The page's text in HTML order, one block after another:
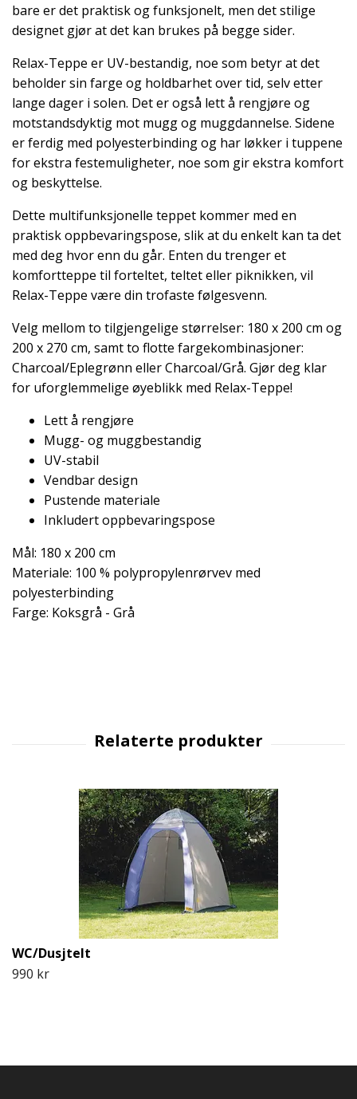
bare er det praktisk og funksjonelt, men det stilige
designet gjør at det kan brukes på begge sider.
Relax-Teppe er UV-bestandig, noe som betyr at det
beholder sin farge og holdbarhet over tid, selv etter
lange dager i solen. Det er også lett å rengjøre og
motstandsdyktig mot mugg og muggdannelse. Sidene
er ferdig med polyesterbinding og har løkker i tuppene
for ekstra festemuligheter, noe som gir ekstra komfort
og beskyttelse.
Dette multifunksjonelle teppet kommer med en
praktisk oppbevaringspose, slik at du enkelt kan ta det
med deg hvor enn du går. Enten du trenger et
komfortteppe til forteltet, teltet eller piknikken, vil
Relax-Teppe være din trofaste følgesvenn.
Velg mellom to tilgjengelige størrelser: 180 x 200 cm og
200 x 270 cm, samt to flotte fargekombinasjoner:
Charcoal/Eplegrønn eller Charcoal/Grå. Gjør deg klar
for uforglemmelige øyeblikk med Relax-Teppe!
Lett å rengjøre
Mugg- og muggbestandig
UV-stabil
Vendbar design
Pustende materiale
Inkludert oppbevaringspose
Mål: 180 x 200 cm
Materiale: 100 % polypropylenrørvev med
polyesterbinding
Farge: Koksgrå - Grå
WC/Dusjtelt
990 kr